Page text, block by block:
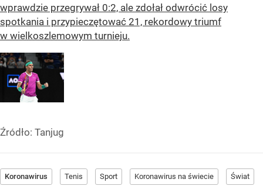
wprawdzie przegrywał 0:2, ale zdołał odwrócić losy
spotkania i przypieczętować 21, rekordowy triumf
w wielkoszlemowym turnieju.
Źródło: Tanjug
Koronawirus Tenis Sport Koronawirus na świecie Świat